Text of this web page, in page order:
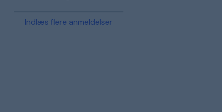
Indlæs flere anmeldelser